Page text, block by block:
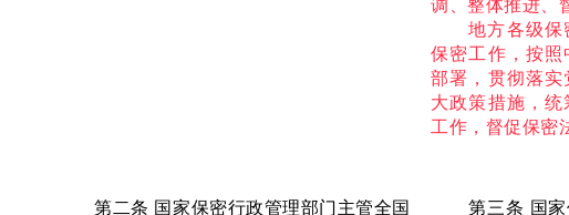
调、整体推进、
地方各级保
保密工作，按照
部署，贯彻落实
大政策措施，
工作，督促保密
第二条 国家保密行政管理部门主管全国
第三条 国